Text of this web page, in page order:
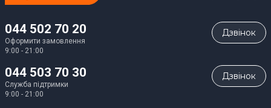
044 502 70 20
Оформити замовлення
9:00 - 21:00
Дзвiнок
044 503 70 30
Служба підтримки
9:00 - 21:00
Дзвiнок